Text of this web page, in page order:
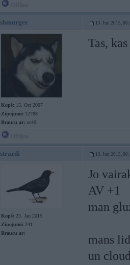
shmurger 13. Jun 2015,
Kopš: 15. Oct 2007
Ziņojumi: 12788
Braucu ar: xc40
Tas,
strazdi 13. Jun 2015,
Kopš: 23. Jan 2015
Ziņojumi: 241
Braucu ar:
Jo
AV +1
man
mans
un